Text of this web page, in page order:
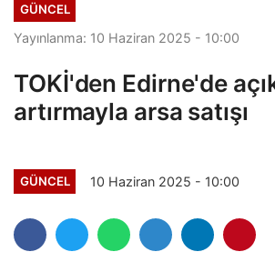
GÜNCEL
Yayınlanma: 10 Haziran 2025 - 10:00
TOKİ'den Edirne'de
artırmayla arsa satışı
GÜNCEL 10 Haziran 2025 - 10:00